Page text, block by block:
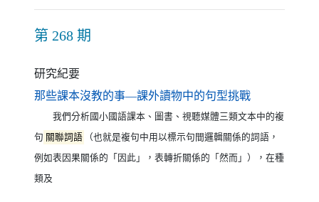
第 268 期
研究紀要
那些課本沒教的事—課外讀物中的句型挑戰（另開新視
我們分析國小國語課本、圖書、視聽媒體三類文本中的複
句 關聯詞語 （也就是複句中用以標示句間邏輯關係的詞語，
例如表因果關係的「因此」，表轉折關係的「然而」），在種
類及